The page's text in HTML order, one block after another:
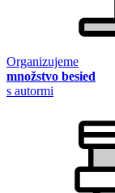
Organizujeme
množstvo besied
s autormi